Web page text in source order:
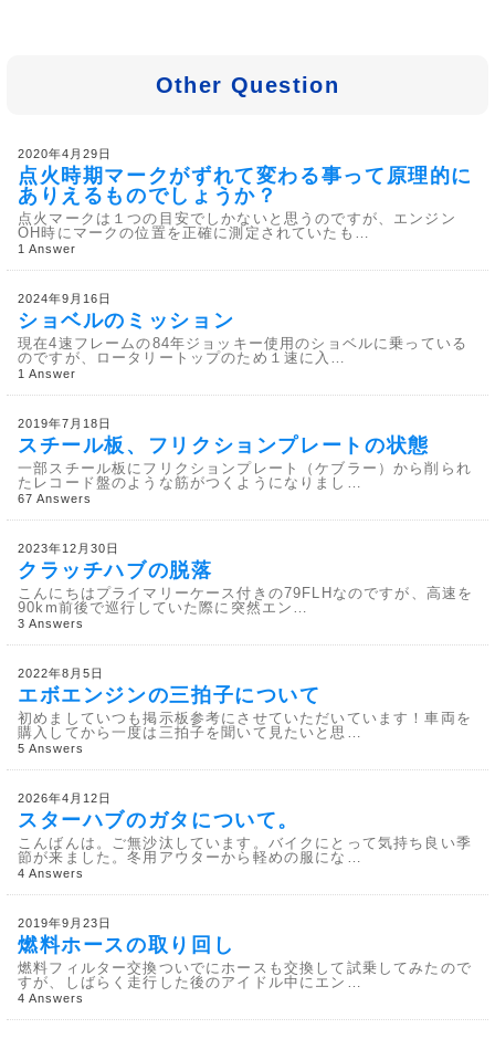
Other Question
2020年4月29日
点火時期マークがずれて変わる事って原理的に
ありえるものでしょうか？
点火マークは１つの目安でしかないと思うのですが、エンジン
OH時にマークの位置を正確に測定されていたも…
1 Answer
2024年9月16日
ショベルのミッション
現在4速フレームの84年ジョッキー使用のショベルに乗っている
のですが、ロータリートップのため１速に入…
1 Answer
2019年7月18日
スチール板、フリクションプレートの状態
一部スチール板にフリクションプレート（ケブラー）から削られ
たレコード盤のような筋がつくようになりまし…
67 Answers
2023年12月30日
クラッチハブの脱落
こんにちはプライマリーケース付きの79FLHなのですが、高速を
90km前後で巡行していた際に突然エン…
3 Answers
2022年8月5日
エボエンジンの三拍子について
初めましていつも掲示板参考にさせていただいています！車両を
購入してから一度は三拍子を聞いて見たいと思…
5 Answers
2026年4月12日
スターハブのガタについて。
こんばんは。ご無沙汰しています。バイクにとって気持ち良い季
節が来ました。冬用アウターから軽めの服にな…
4 Answers
2019年9月23日
燃料ホースの取り回し
燃料フィルター交換ついでにホースも交換して試乗してみたので
すが、しばらく走行した後のアイドル中にエン…
4 Answers